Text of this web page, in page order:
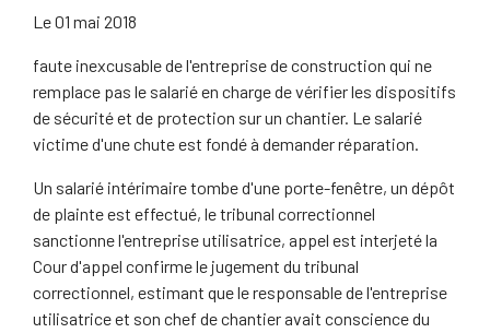
Le01 mai 2018
faute inexcusable de l'entreprise de construction qui ne
remplace pas le salarié en charge de vérifier les dispositifs
de sécurité et de protection sur un chantier. Le salarié
victime d'une chute est fondé à demander réparation.
Un salarié intérimaire tombe d'une porte-fenêtre, un dépôt
de plainte est effectué, le tribunal correctionnel
sanctionne l'entreprise utilisatrice, appel est interjeté la
Cour d'appel confirme le jugement du tribunal
correctionnel, estimant que le responsable de l'entreprise
utilisatrice et son chef de chantier avait conscience du